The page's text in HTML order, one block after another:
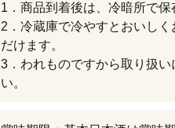
1．商品到着後は、冷暗所で保
2．冷蔵庫で冷やすとおいしく
だけます。
3．われものですから取り扱い
い。